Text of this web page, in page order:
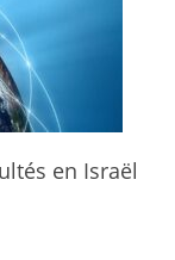
en Israël